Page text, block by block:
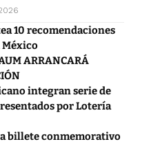
10 recomendaciones
México
ARRANCARÁ
integran serie de
por Lotería
billete conmemorativo